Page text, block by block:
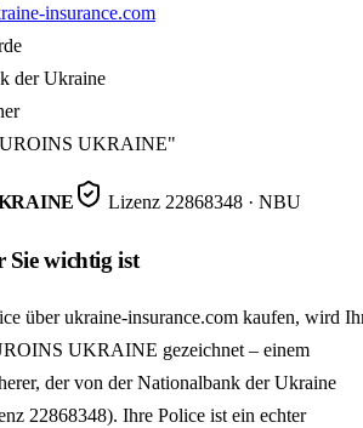
insurance.com
der Ukraine
UKRAINE"
Lizenz 22868348· NBU
wichtig ist
über ukraine-insurance.com kaufen, wird
UKRAINE gezeichnet – einem
der von der Nationalbank der Ukraine
22868348). Ihre Police ist ein echter